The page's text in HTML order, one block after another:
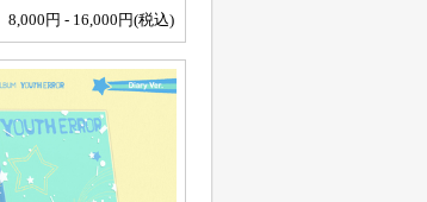
8,000円 - 16,000円(税込)